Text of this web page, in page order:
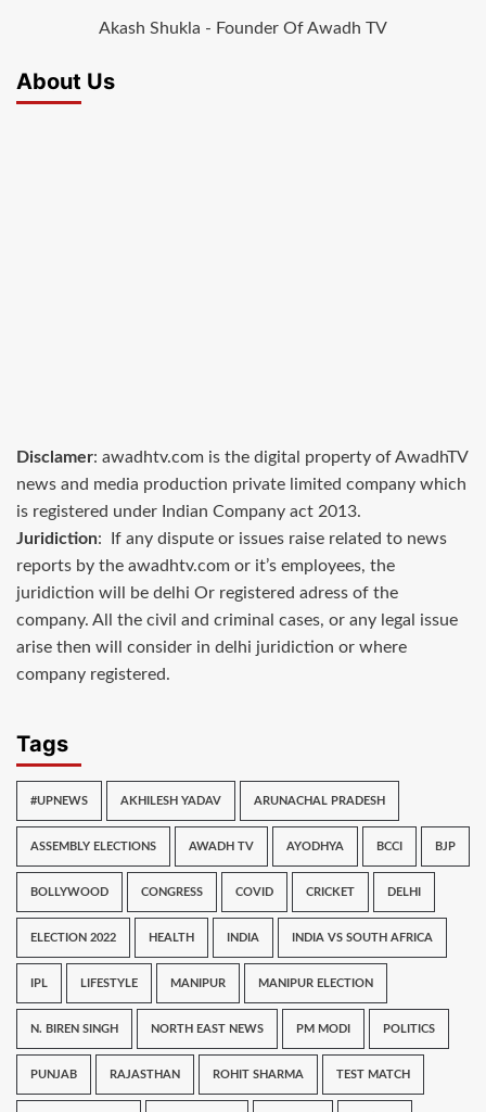
Akash Shukla - Founder Of Awadh TV
About Us
Disclamer: awadhtv.com is the digital property of AwadhTV
news and media production private limited company which
is registered under Indian Company act 2013.
Juridiction: If any dispute or issues raise related to news
reports by the awadhtv.com or it’s employees, the
juridiction will be delhi Or registered adress of the
company. All the civil and criminal cases, or any legal issue
arise then will consider in delhi juridiction or where
company registered.
Tags
#UPNEWS AKHILESH YADAV ARUNACHAL PRADESH
ASSEMBLY ELECTIONS AWADH TV AYODHYA BCCI BJP
BOLLYWOOD CONGRESS COVID CRICKET DELHI
ELECTION 2022 HEALTH INDIA INDIA VS SOUTH AFRICA
IPL LIFESTYLE MANIPUR MANIPUR ELECTION
N. BIREN SINGH NORTH EAST NEWS PM MODI POLITICS
PUNJAB RAJASTHAN ROHIT SHARMA TEST MATCH